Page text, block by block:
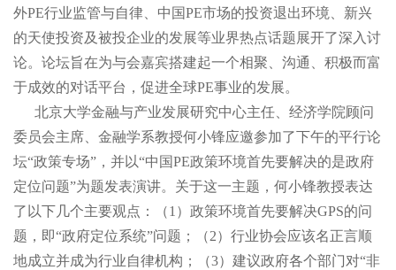
外PE行业监管与自律、中国PE市场的投资退出环境、新兴
的天使投资及被投企业的发展等业界热点话题展开了深入讨
论。论坛旨在为与会嘉宾搭建起一个相聚、沟通、积极而富
于成效的对话平台，促进全球PE事业的发展。
北京大学金融与产业发展研究中心主任、经济学院顾问
委员会主席、金融学系教授何小锋应邀参加了下午的平行论
坛“政策专场”，并以“中国PE政策环境首先要解决的是政府
定位问题”为题发表演讲。关于这一主题，何小锋教授表达
了以下几个主要观点：（1）政策环境首先要解决GPS的问
题，即“政府定位系统”问题；（2）行业协会应该名正言顺
地成立并成为行业自律机构；（3）建议政府各个部门对“非